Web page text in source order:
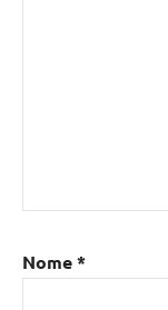
Nome*